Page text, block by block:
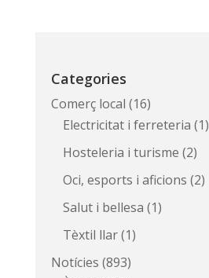
Categories
Comerç local (16)
Electricitat i ferreteria (1)
Hosteleria i turisme (2)
Oci, esports i aficions (2)
Salut i bellesa (1)
Tèxtil llar(1)
Notícies (893)